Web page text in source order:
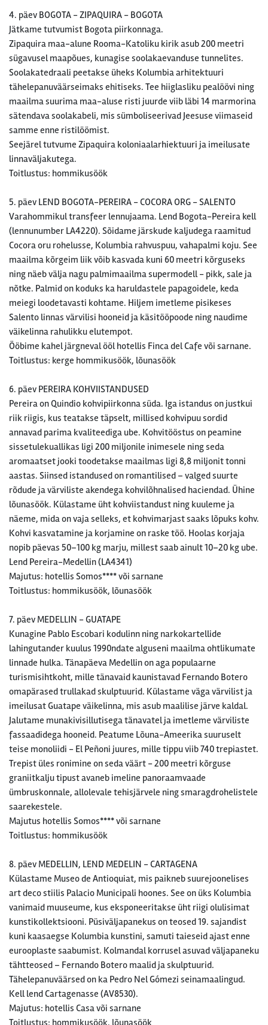
4. päev BOGOTA - ZIPAQUIRA - BOGOTA
Jätkame tutvumist Bogota piirkonnaga.
Zipaquira maa-alune Rooma-Katoliku kirik asub 200 meetri
sügavusel maapõues, kunagise soolakaevanduse tunnelites.
Soolakatedraali peetakse üheks Kolumbia arhitektuuri
tähelepanuväärseimaks ehitiseks. Tee hiiglasliku pealöövi ning
maailma suurima maa-aluse risti juurde viib läbi 14 marmorina
sätendava soolakabeli, mis sümboliseerivad Jeesuse viimaseid
samme enne ristilöömist.
Seejärel tutvume Zipaquira koloniaalarhiektuuri ja imeilusate
linnaväljakutega.
Toitlustus: hommikusöök
5. päev LEND BOGOTA-PEREIRA - COCORA ORG - SALENTO
Varahommikul transfeer lennujaama. Lend Bogota-Pereira kell
(lennunumber LA4220). Sõidame järskude kaljudega raamitud
Cocora oru rohelusse, Kolumbia rahvuspuu, vahapalmi koju. See
maailma kõrgeim liik võib kasvada kuni 60 meetri kõrguseks
ning näeb välja nagu palmimaailma supermodell - pikk, sale ja
nõtke. Palmid on koduks ka haruldastele papagoidele, keda
meiegi loodetavasti kohtame. Hiljem imetleme pisikeses
Salento linnas värvilisi hooneid ja käsitööpoode ning naudime
väikelinna rahulikku elutempot.
Ööbime kahel järgneval ööl hotellis Finca del Cafe või sarnane.
Toitlustus: kerge hommikusöök, lõunasöök
6. päev PEREIRA KOHVIISTANDUSED
Pereira on Quindio kohvipiirkonna süda. Iga istandus on justkui
riik riigis, kus teatakse täpselt, millised kohvipuu sordid
annavad parima kvaliteediga ube. Kohvitööstus on peamine
sissetulekuallikas ligi 200 miljonile inimesele ning seda
aromaatset jooki toodetakse maailmas ligi 8,8 miljonit tonni
aastas. Siinsed istandused on romantilised – valged suurte
rõdude ja värviliste akendega kohvilõhnalised haciendad. Ühine
lõunasöök. Külastame üht kohviistandust ning kuuleme ja
näeme, mida on vaja selleks, et kohvimarjast saaks lõpuks kohv.
Kohvi kasvatamine ja korjamine on raske töö. Hoolas korjaja
nopib päevas 50–100 kg marju, millest saab ainult 10–20 kg ube.
Lend Pereira-Medellin (LA4341)
Majutus: hotellis Somos**** või sarnane
Toitlustus: hommikusöök, lõunasöök
7. päev MEDELLIN - GUATAPE
Kunagine Pablo Escobari kodulinn ning narkokartellide
lahingutander kuulus 1990ndate alguseni maailma ohtlikumate
linnade hulka. Tänapäeva Medellin on aga populaarne
turismisihtkoht, mille tänavaid kaunistavad Fernando Botero
omapärased trullakad skulptuurid. Külastame väga värvilist ja
imeilusat Guatape väikelinna, mis asub maalilise järve kaldal.
Jalutame munakivisillutisega tänavatel ja imetleme värviliste
fassaadidega hooneid. Peatume Lõuna-Ameerika suuruselt
teise monoliidi - El Peñoni juures, mille tippu viib 740 trepiastet.
Trepist üles ronimine on seda väärt - 200 meetri kõrguse
graniitkalju tipust avaneb imeline panoraamvaade
ümbruskonnale, allolevale tehisjärvele ning smaragdrohelistele
saarekestele.
Majutus hotellis Somos**** või sarnane
Toitlustus: hommikusöök
8. päev MEDELLIN, LEND MEDELIN - CARTAGENA
Külastame Museo de Antioquiat, mis paikneb suurejoonelises
art deco stiilis Palacio Municipali hoones. See on üks Kolumbia
vanimaid muuseume, kus eksponeeritakse üht riigi olulisimat
kunstikollektsiooni. Püsiväljapanekus on teosed 19. sajandist
kuni kaasaegse Kolumbia kunstini, samuti taieseid ajast enne
eurooplaste saabumist. Kolmandal korrusel asuvad väljapaneku
tähtteosed – Fernando Botero maalid ja skulptuurid.
Tähelepanuväärsed on ka Pedro Nel Gómezi seinamaalingud.
Kell lend Cartagenasse (AV8530).
Majutus: hotellis Casa või sarnane